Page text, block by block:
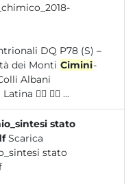
(S)   Unità dei Monti Cimini-
  ...
stato
Scarica
stato